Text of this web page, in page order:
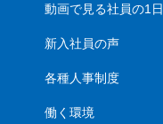
動画で見る社員の1日
新入社員の声
各種人事制度
働く環境